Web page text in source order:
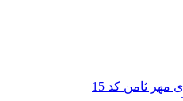
مهر ثامن کد 15